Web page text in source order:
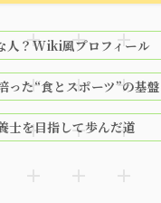
人？Wiki風プロフィール
た“食とスポーツ”の基盤
士を目指して歩んだ道